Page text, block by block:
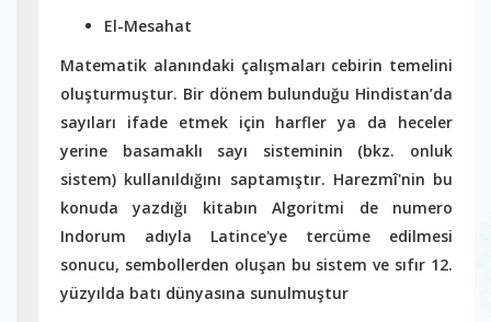
El-Mesahat
Matematik alanındaki çalışmaları cebirin temelini
oluşturmuştur. Bir dönem bulunduğu Hindistan’da
sayıları ifade etmek için harfler ya da heceler
yerine basamaklı sayı sisteminin (bkz. onluk
sistem) kullanıldığını saptamıştır. Harezmî'nin bu
konuda yazdığı kitabın Algoritmi de numero
Indorum adıyla Latince'ye tercüme edilmesi
sonucu, sembollerden oluşan bu sistem ve sıfır 12.
yüzyılda batı dünyasına sunulmuştur